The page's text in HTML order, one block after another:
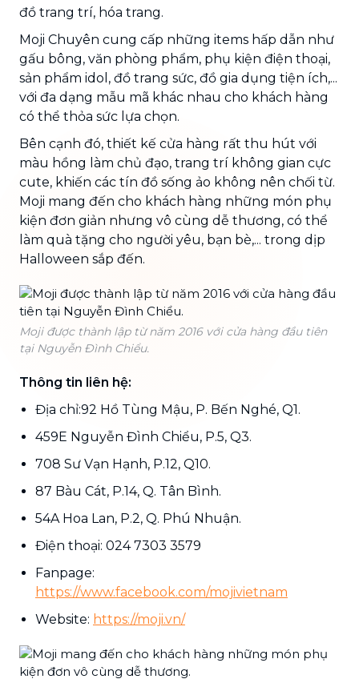
đồ trang trí, hóa trang.
Moji Chuyên cung cấp những items hấp dẫn như
gấu bông, văn phòng phẩm, phụ kiện điện thoại,
sản phẩm idol, đồ trang sức, đồ gia dụng tiện ích,...
với đa dạng mẫu mã khác nhau cho khách hàng
có thể thỏa sức lựa chọn.
Bên cạnh đó, thiết kế cửa hàng rất thu hút với
màu hồng làm chủ đạo, trang trí không gian cực
cute, khiến các tín đồ sống ảo không nên chối từ.
Moji mang đến cho khách hàng những món phụ
kiện đơn giản nhưng vô cùng dễ thương, có thể
làm quà tặng cho người yêu, bạn bè,... trong dịp
Halloween sắp đến.
Moji được thành lập từ năm 2016 với cửa hàng đầu tiên
tại Nguyễn Đình Chiểu.
Thông tin liên hệ:
Địa chỉ:92 Hồ Tùng Mậu, P. Bến Nghé, Q1.
459E Nguyễn Đình Chiểu, P.5, Q3.
708 Sư Vạn Hạnh, P.12, Q10.
87 Bàu Cát, P.14, Q. Tân Bình.
54A Hoa Lan, P.2, Q. Phú Nhuận.
Điện thoại: 024 7303 3579
Fanpage:
https://www.facebook.com/mojivietnam
Website: https://moji.vn/